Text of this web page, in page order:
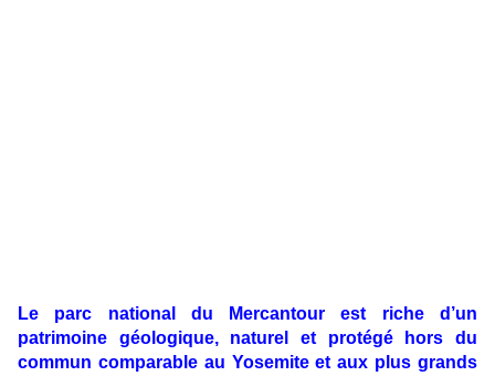
Le parc national du Mercantour est riche d’un
patrimoine géologique, naturel et protégé hors du
commun comparable au Yosemite et aux plus grands